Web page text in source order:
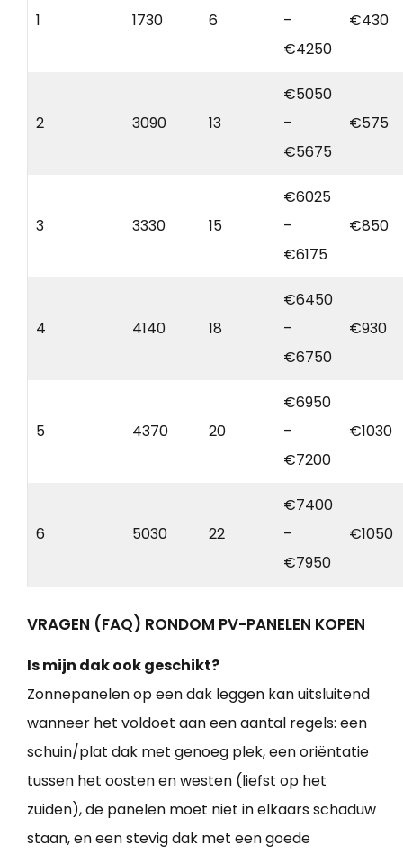
1 1730 6
–
€4250
€430
2 3090 13
€5050
–
€5675
€575
3 3330 15
€6025
–
€6175
€850
4 4140 18
€6450
–
€6750
€930
5 4370 20
€6950
–
€7200
€1030
6 5030 22
€7400
–
€7950
€1050
VRAGEN (FAQ) RONDOM PV-PANELEN KOPEN
Is mijn dak ook geschikt?
Zonnepanelen op een dak leggen kan uitsluitend
wanneer het voldoet aan een aantal regels: een
schuin/plat dak met genoeg plek, een oriëntatie
tussen het oosten en westen (liefst op het
zuiden), de panelen moet niet in elkaars schaduw
staan, en een stevig dak met een goede